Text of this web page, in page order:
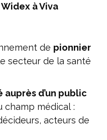
à Viva
de pionnier
secteur de la santé
d’un public
champ médical :
acteurs de